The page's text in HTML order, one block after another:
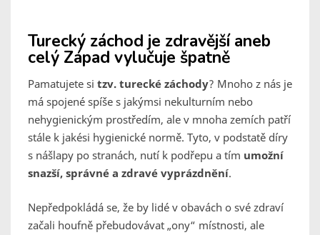
Turecký záchod je zdravější aneb
celý Západ vylučuje špatně
Pamatujete si tzv. turecké záchody? Mnoho z nás je
má spojené spíše s jakýmsi nekulturním nebo
nehygienickým prostředím, ale v mnoha zemích patří
stále k jakési hygienické normě. Tyto, v podstatě díry
s nášlapy po stranách, nutí k podřepu a tím umožní
snazší, správné a zdravé vyprázdnění.
Nepředpokládá se, že by lidé v obavách o své zdraví
začali houfně přebudovávat „ony“ místnosti, ale